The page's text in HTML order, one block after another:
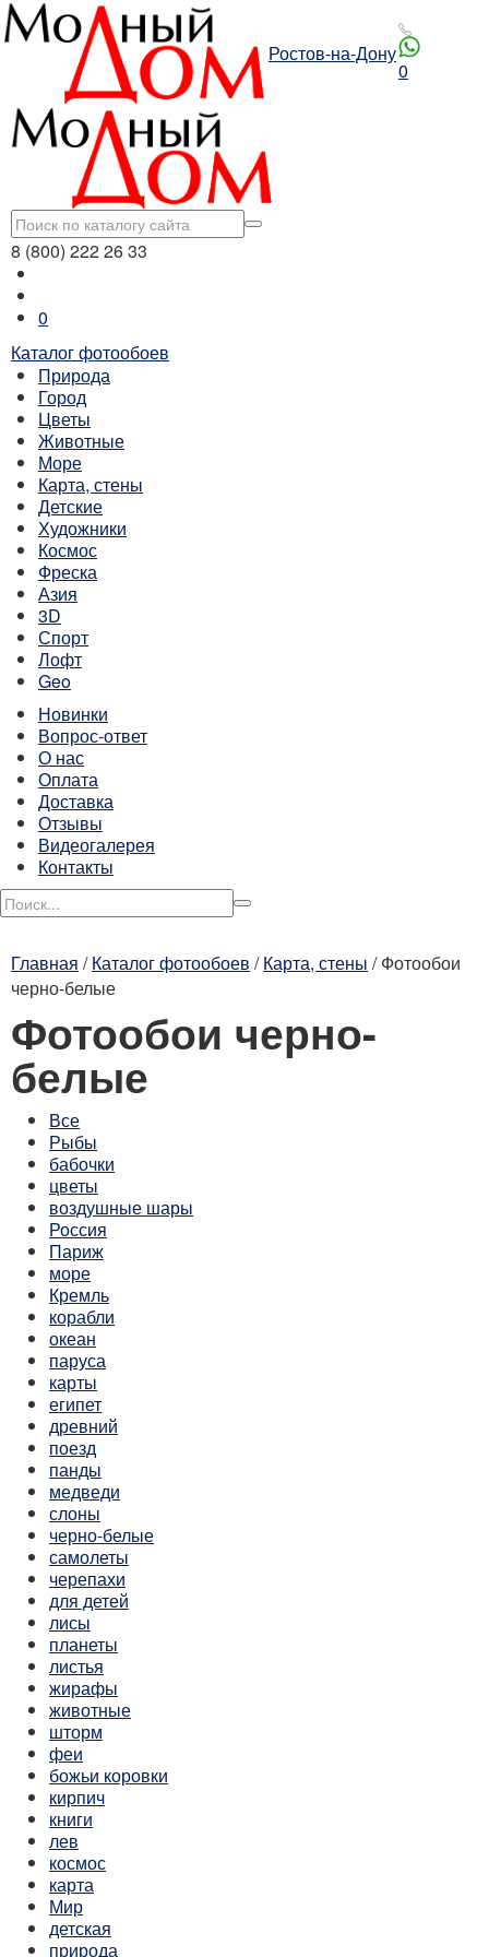
Ростов-на-Дону
0
8 (800) 222 26 33
0
Каталог фотообоев
Природа
Город
Цветы
Животные
Море
Карта, стены
Детские
Художники
Космос
Фреска
Азия
3D
Спорт
Лофт
Geo
Новинки
Вопрос-ответ
О нас
Оплата
Доставка
Отзывы
Видеогалерея
Контакты
Главная /Каталог фотообоев /Карта, стены /Фотообои
черно-белые
Фотообои черно-
белые
Все
Рыбы
бабочки
цветы
воздушные шары
Россия
Париж
море
Кремль
корабли
океан
паруса
карты
египет
древний
поезд
панды
медведи
слоны
черно-белые
самолеты
черепахи
для детей
лисы
планеты
листья
жирафы
животные
шторм
феи
божьи коровки
кирпич
книги
лев
космос
карта
Мир
детская
природа